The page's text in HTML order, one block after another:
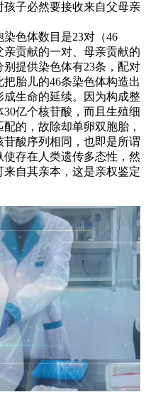
子必然要接收来自父母亲
色体数目是23对（46
贡献的一对、母亲贡献的
提供染色体有23条，配对
胎儿的46条染色体构造出
生命的延续。因为构成整
亿个核苷酸，而且生殖细
的，故除却单卵双胞胎，
酸序列相同，也即是所谓
存在人类遗传多态性，然
自其亲本，这是亲权鉴定